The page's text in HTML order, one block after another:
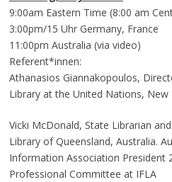
9:00am Eastern Time (8:00 am
3:00pm/15 Uhr Germany, France
11:00pm Australia (via video)
Referent*innen:
Athanasios Giannakopoulos,
Library at the United Nations, New
Vicki McDonald, State Librarian
Library of Queensland, Australia.
Information Association President
Professional Committee at IFLA